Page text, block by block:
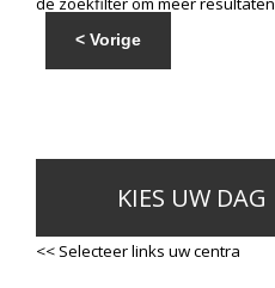
< Vorige
KIES UW DAG
<< Selecteer links uw centra